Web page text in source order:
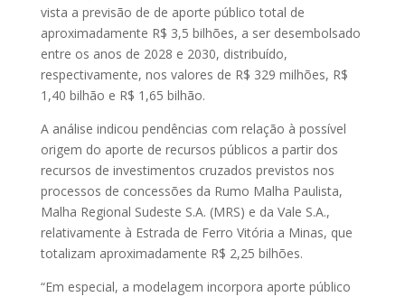
vista a previsão de de aporte público total de
aproximadamente R$ 3,5 bilhões, a ser desembolsado
entre os anos de 2028 e 2030, distribuído,
respectivamente, nos valores de R$ 329 milhões, R$
1,40 bilhão e R$ 1,65 bilhão.
A análise indicou pendências com relação à possível
origem do aporte de recursos públicos a partir dos
recursos de investimentos cruzados previstos nos
processos de concessões da Rumo Malha Paulista,
Malha Regional Sudeste S.A. (MRS) e da Vale S.A.,
relativamente à Estrada de Ferro Vitória a Minas, que
totalizam aproximadamente R$ 2,25 bilhões.
“Em especial, a modelagem incorpora aporte público